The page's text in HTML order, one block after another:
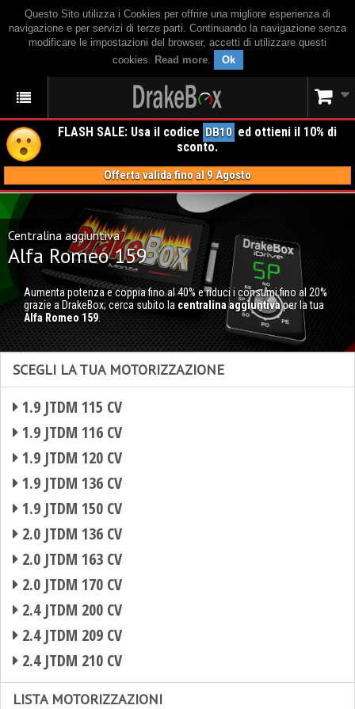
Questo Sito utilizza i Cookies per offrire una migliore esperienza di
navigazione e per servizi di terze parti. Continuando la navigazione senza
modificare le impostazioni del browser, accetti di utilizzare questi
cookies. Read more. Ok
FLASH SALE: Usa il codice DB10 ed ottieni il 10% di
sconto.
Offerta valida fino al 9 Agosto
Centralina aggiuntiva
Alfa Romeo 159
Aumenta potenza e coppia fino al 40% e riduci i consumi fino al 20%
grazie a DrakeBox; cerca subito la centralina aggiuntivaper la tua
Alfa Romeo 159
SCEGLI LA TUA MOTORIZZAZIONE
1.9 JTDM 115 CV
1.9 JTDM 116 CV
1.9 JTDM 120 CV
1.9 JTDM 136 CV
1.9 JTDM 150 CV
2.0 JTDM 136 CV
2.0 JTDM 163 CV
2.0 JTDM 170 CV
2.4 JTDM 200 CV
2.4 JTDM 209 CV
2.4 JTDM 210 CV
LISTA MOTORIZZAZIONI